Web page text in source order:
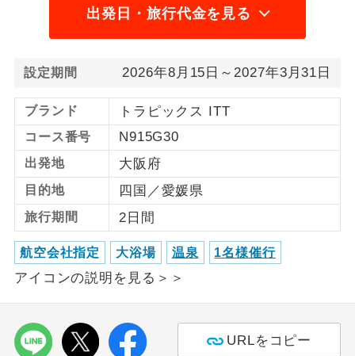
出発日・旅行代金を見る
設定期間 2026年8月15日～2027年3月31日
ブランド トラピックス ITT
コース番号 N915G30
出発地 大阪府
目的地 四国／愛媛県
旅行期間 2日間
航空会社指定 大浴場 温泉 1名様催行
アイコンの説明を見る＞＞
URLをコピー
す。
おひとり様参
1名様1室同代
金
1名様1室利用でも追加料金がかからない
コースです。
ご夫婦限定
ご夫婦限定でご参加いただけるコースで
す。
女性限定
女性限定でご参加いただけるコースで
す。
年齢制限あり
ご参加にあたり年齢に制限があるコース
です。
利用航空会社が指定なので、ご出発の計
ご紹介するホテルを指定したコースで